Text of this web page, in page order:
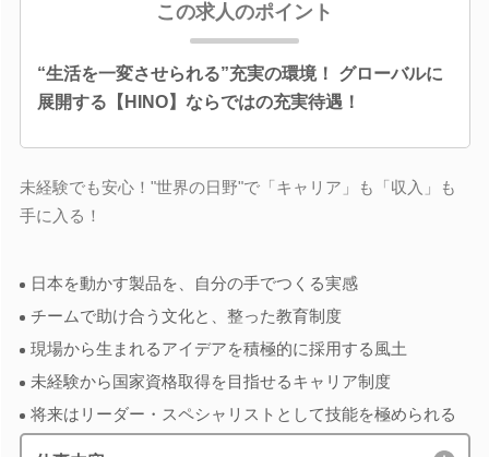
この求人のポイント
“生活を一変させられる”充実の環境！ グローバルに
展開する【HINO】ならではの充実待遇！
未経験でも安心！"世界の日野"で「キャリア」も「収入」も
手に入る！
日本を動かす製品を、自分の手でつくる実感
チームで助け合う文化と、整った教育制度
現場から生まれるアイデアを積極的に採用する風土
未経験から国家資格取得を目指せるキャリア制度
将来はリーダー・スペシャリストとして技能を極められる